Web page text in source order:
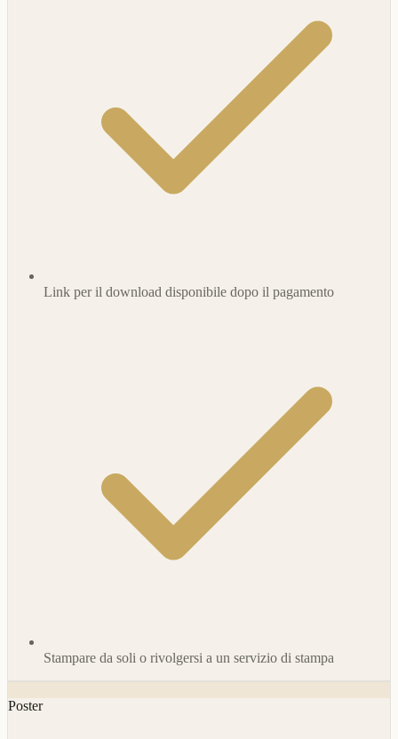
Link per il download disponibile dopo il pagamento
Stampare da soli o rivolgersi a un servizio di stampa
Poster